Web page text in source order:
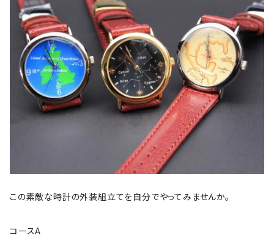
この素敵な時計の外装組立てを自分でやってみませんか。
コースA